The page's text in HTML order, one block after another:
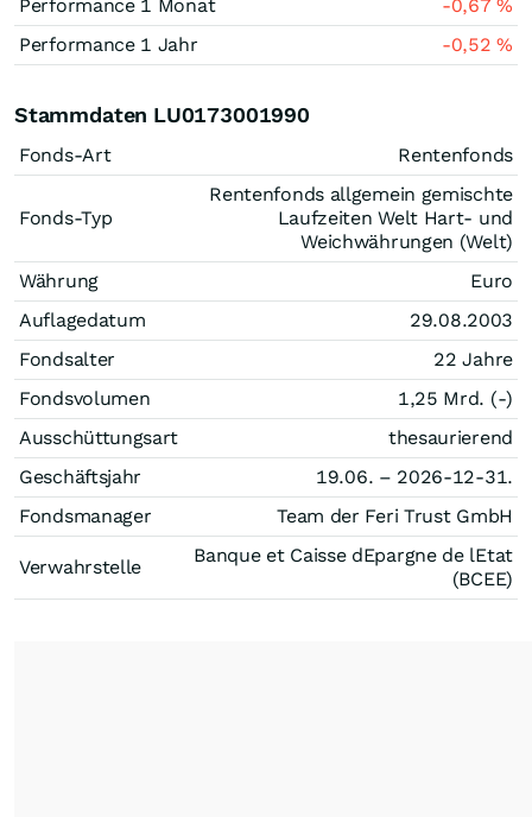
Performance 1 Monat
-0,67%
Performance 1 Jahr
-0,52%
Stammdaten LU0173001990
Fonds-Art Rentenfonds
Fonds-Typ
Rentenfonds allgemein gemischte
Laufzeiten Welt Hart- und
Weichwährungen (Welt)
Währung
Euro
Auflagedatum
29.08.2003
Fondsalter
22 Jahre
Fondsvolumen
1,25 Mrd. (-)
Ausschüttungsart
thesaurierend
Geschäftsjahr
19.06. – 2026-12-31.
Fondsmanager
Team der Feri Trust GmbH
Verwahrstelle
Banque et Caisse dEpargne de lEtat
(BCEE)